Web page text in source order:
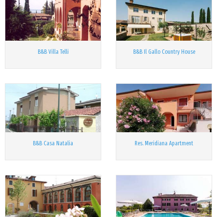
B&B Villa Telli B&B Il Gallo Country House
B&B Casa Natalia Res. Meridiana Apartment